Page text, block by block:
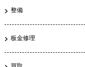
整備
板金修理